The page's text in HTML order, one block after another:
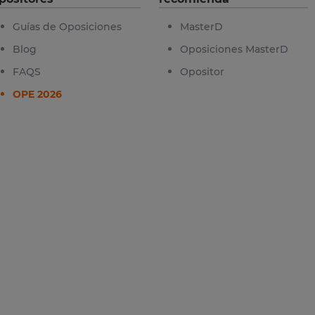
Guías de Oposiciones
Blog
FAQS
OPE 2026
MasterD
Oposiciones MasterD
Opositor